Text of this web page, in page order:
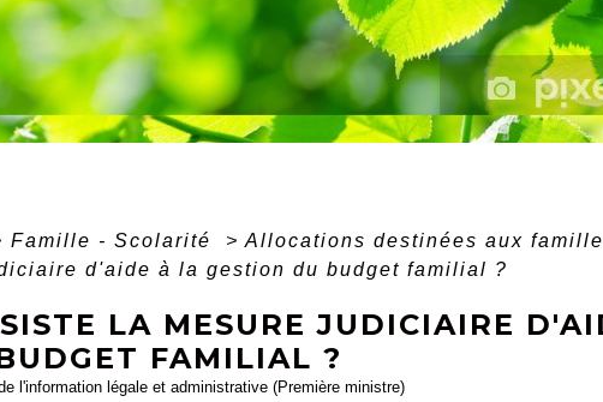
Famille - Scolarité > Allocations destinées aux
d'aide à la gestion du budget familial ?
LA MESURE JUDICIAIRE
FAMILIAL ?
l'information légale et administrative (Première ministre)